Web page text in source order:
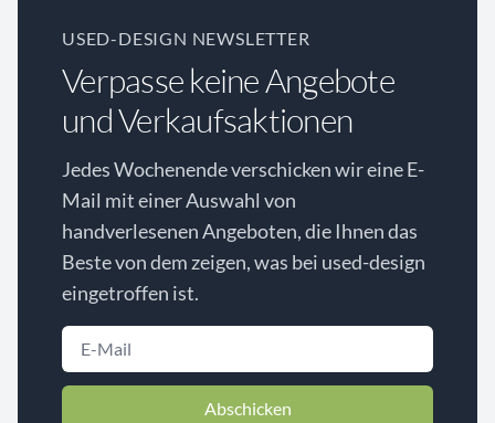
USED-DESIGN NEWSLETTER
Verpasse keine Angebote
und Verkaufsaktionen
Jedes Wochenende verschicken wir eine E-
Mail mit einer Auswahl von
handverlesenen Angeboten, die Ihnen das
Beste von dem zeigen, was bei used-design
eingetroffen ist.
Abschicken